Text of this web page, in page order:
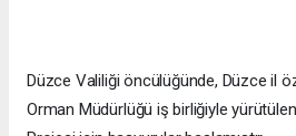
Düzce Valiliği öncülüğünde, Düzce il
Orman Müdürlüğü iş birliğiyle